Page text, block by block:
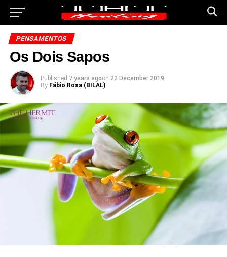
PENSAMENTOS
Os Dois Sapos
Published 7 years agoon 22 December 2019
By Fábio Rosa (BILAL)